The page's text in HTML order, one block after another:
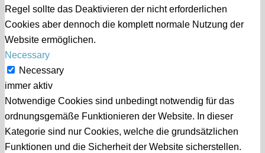
Regel sollte das Deaktivieren der nicht erforderlichen
Cookies aber dennoch die komplett normale Nutzung der
Website ermöglichen.
Necessary
Necessary
immer aktiv
Notwendige Cookies sind unbedingt notwendig für das
ordnungsgemäße Funktionieren der Website. In dieser
Kategorie sind nur Cookies, welche die grundsätzlichen
Funktionen und die Sicherheit der Website sicherstellen.